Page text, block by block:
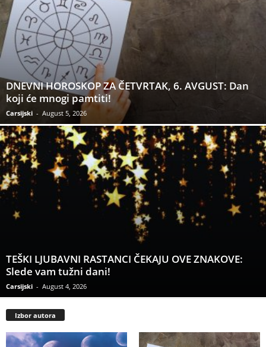
DNEVNI HOROSKOP ZA ČETVRTAK, 6. AVGUST: Dan
koji će mnogi pamtiti!
Carsijski - August 5, 2026
TEŠKI LJUBAVNI RASTANCI ČEKAJU OVE ZNAKOVE:
Slede vam tužni dani!
Carsijski - August 4, 2026
Izbor autora